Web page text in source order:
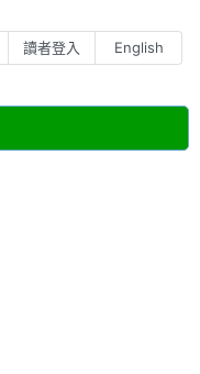
讀者登入 English